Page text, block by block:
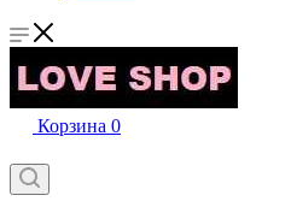
Корзина 0